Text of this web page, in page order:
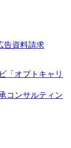
告資料請求
「オプトキャリ
コンサルティン